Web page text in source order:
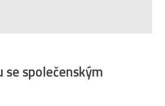
společenským